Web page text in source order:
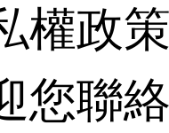
權政
您聯